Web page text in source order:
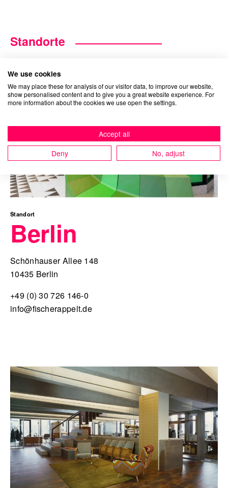
Standorte
Standort
Berlin
Schönhauser Allee 148
10435 Berlin
+49 (0) 30 726 146-0
info@fischerappelt.de
We use cookies
We may place these for analysis of our visitor data, to improve our website,
show personalised content and to give you a great website experience. For
more information about the cookies we use open the settings.
Accept all
Deny
No, adjust